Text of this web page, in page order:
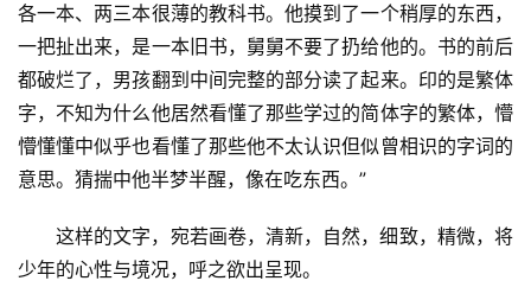
各一本、两三本很薄的教科书。他摸到了一个稍厚的东西，
一把扯出来，是一本旧书，舅舅不要了扔给他的。书的前后
都破烂了，男孩翻到中间完整的部分读了起来。印的是繁体
字，不知为什么他居然看懂了那些学过的简体字的繁体，懵
懵懂懂中似乎也看懂了那些他不太认识但似曾相识的字词的
意思。猜揣中他半梦半醒，像在吃东西。”
这样的文字，宛若画卷，清新，自然，细致，精微，将
少年的心性与境况，呼之欲出呈现。